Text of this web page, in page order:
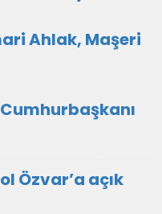
Ahlak, Maşeri
Özvar’a açık